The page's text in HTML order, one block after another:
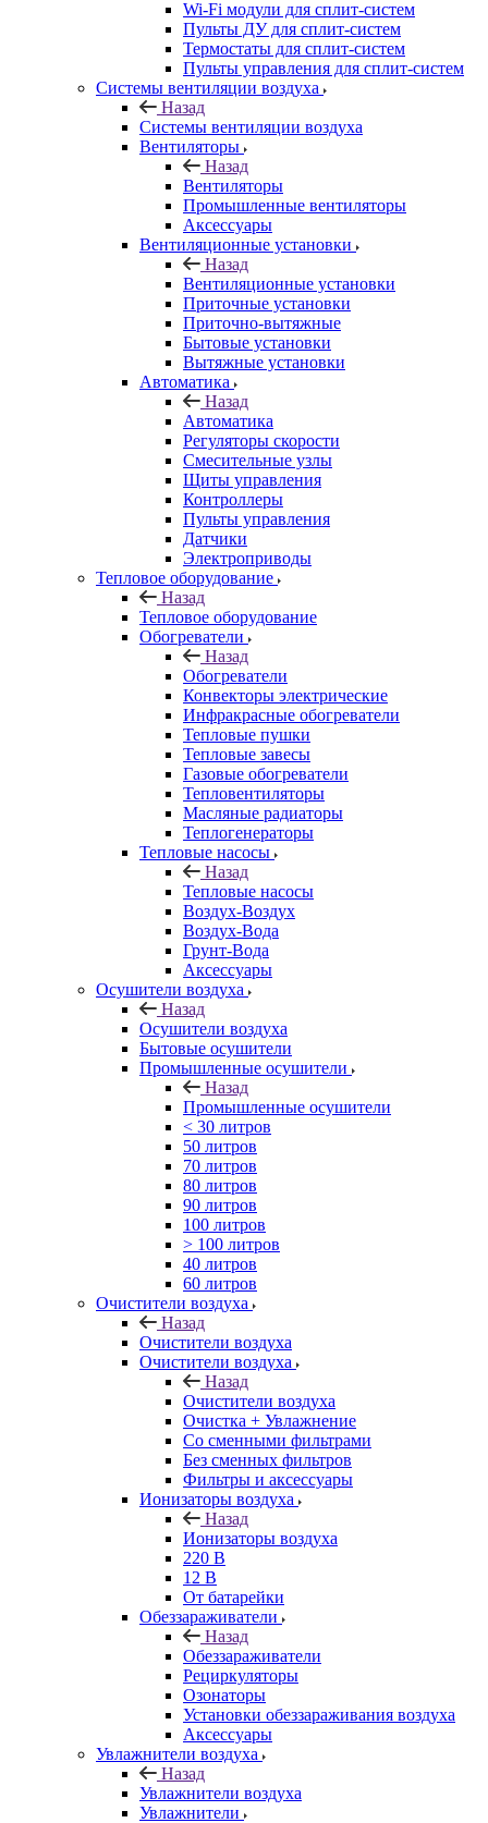
Wi-Fi модули для сплит-систем
Пульты ДУ для сплит-систем
Термостаты для сплит-систем
Пульты управления для сплит-систем
Системы вентиляции воздуха
Назад
Системы вентиляции воздуха
Вентиляторы
Назад
Вентиляторы
Промышленные вентиляторы
Аксессуары
Вентиляционные установки
Назад
Вентиляционные установки
Приточные установки
Приточно-вытяжные
Бытовые установки
Вытяжные установки
Автоматика
Назад
Автоматика
Регуляторы скорости
Смесительные узлы
Щиты управления
Контроллеры
Пульты управления
Датчики
Электроприводы
Тепловое оборудование
Назад
Тепловое оборудование
Обогреватели
Назад
Обогреватели
Конвекторы электрические
Инфракрасные обогреватели
Тепловые пушки
Тепловые завесы
Газовые обогреватели
Тепловентиляторы
Масляные радиаторы
Теплогенераторы
Тепловые насосы
Назад
Тепловые насосы
Воздух-Воздух
Воздух-Вода
Грунт-Вода
Аксессуары
Осушители воздуха
Назад
Осушители воздуха
Бытовые осушители
Промышленные осушители
Назад
Промышленные осушители
< 30 литров
50 литров
70 литров
80 литров
90 литров
100 литров
> 100 литров
40 литров
60 литров
Очистители воздуха
Назад
Очистители воздуха
Очистители воздуха
Назад
Очистители воздуха
Очистка + Увлажнение
Cо сменными фильтрами
Без сменных фильтров
Фильтры и аксессуары
Ионизаторы воздуха
Назад
Ионизаторы воздуха
220 В
12 В
От батарейки
Обеззараживатели
Назад
Обеззараживатели
Рециркуляторы
Озонаторы
Установки обеззараживания воздуха
Аксессуары
Увлажнители воздуха
Назад
Увлажнители воздуха
Увлажнители